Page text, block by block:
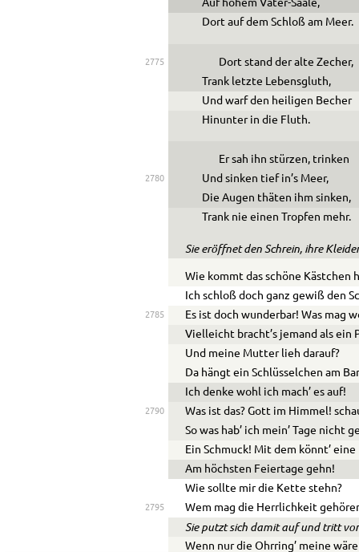
Auf hohem Väter-Saale,
Dort auf dem Schloß am Meer.
2775
Dort stand der alte Zecher,
Trank letzte Lebensgluth,
Und warf den heiligen Becher
Hinunter in die Fluth.
Er sah ihn stürzen, trinken
2780
Und sinken tief in’s Meer,
Die Augen thäten ihm sinken,
Trank nie einen Tropfen mehr.
Sie eröffnet den Schrein, ihre
Wie kommt das schöne Kästchen
Ich schloß doch ganz gewiß den
2785
Es ist doch wunderbar! Was mag
Vielleicht bracht’s jemand als ein
Und meine Mutter lieh darauf?
Da hängt ein Schlüsselchen am
Ich denke wohl ich mach’ es auf!
2790
Was ist das? Gott im Himmel!
So was hab’ ich mein’ Tage nicht
Ein Schmuck! Mit dem könnt’
Am höchsten Feiertage gehn!
Wie sollte mir die Kette stehn?
2795 Wem mag die Herrlichkeit
Sie putzt sich damit auf und tritt
Wenn nur die Ohrring’ meine